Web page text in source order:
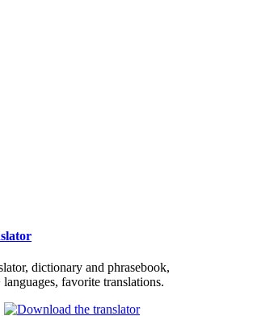
dictionary and phrasebook,
languages, favorite translations.